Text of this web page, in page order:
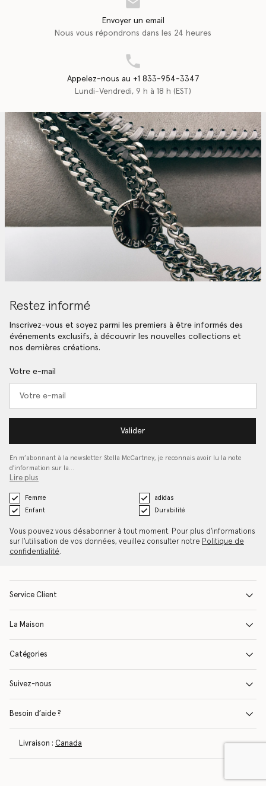
Envoyer un email
Nous vous répondrons dans les 24 heures
Appelez-nous au +1 833-954-3347
Lundi-Vendredi, 9 h à 18 h (EST)
Restez informé
Inscrivez-vous et soyez parmi les premiers à être informés des
événements exclusifs, à découvrir les nouvelles collections et
nos dernières créations.
Votre e-mail
Valider
En m’abonnant à la newsletter Stella McCartney, je reconnais avoir lu la note
d'information sur la…
Lire plus
Femme
adidas
Enfant
Durabilité
Vous pouvez vous désabonner à tout moment. Pour plus d'informations
sur l'utilisation de vos données, veuillez consulter notre Politique de
confidentialité.
Service Client
La Maison
Catégories
Suivez-nous
Besoin d’aide ?
Livraison : Canada